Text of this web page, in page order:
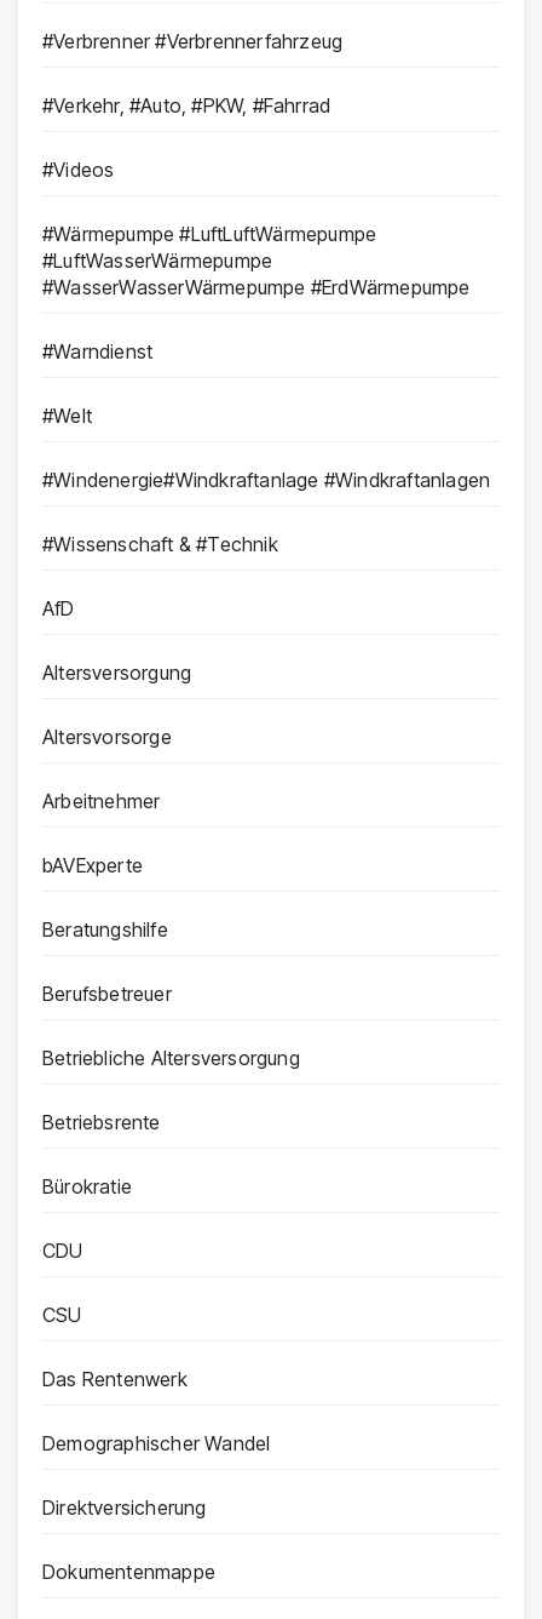
#Verbrenner #Verbrennerfahrzeug
#Verkehr, #Auto, #PKW, #Fahrrad
#Videos
#Wärmepumpe #LuftLuftWärmepumpe
#LuftWasserWärmepumpe
#WasserWasserWärmepumpe #ErdWärmepumpe
#Warndienst
#Welt
#Windenergie#Windkraftanlage #Windkraftanlagen
#Wissenschaft & #Technik
AfD
Altersversorgung
Altersvorsorge
Arbeitnehmer
bAVExperte
Beratungshilfe
Berufsbetreuer
Betriebliche Altersversorgung
Betriebsrente
Bürokratie
CDU
CSU
Das Rentenwerk
Demographischer Wandel
Direktversicherung
Dokumentenmappe